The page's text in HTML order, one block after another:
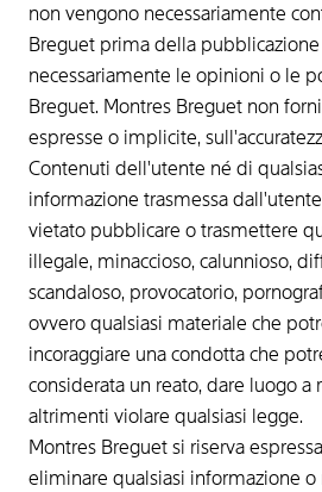
non vengono necessariamente
Breguet prima della
necessariamente le opinioni o le
Breguet. Montres Breguet non
espresse o implicite,
Contenuti dell'utente né di
informazione trasmessa
vietato pubblicare o trasmettere
illegale, minaccioso, calunnioso,
scandaloso, provocatorio,
ovvero qualsiasi materiale che
incoraggiare una condotta che
considerata un reato, dare luogo a
altrimenti violare qualsiasi legge.
Montres Breguet si riserva
eliminare qualsiasi informazione